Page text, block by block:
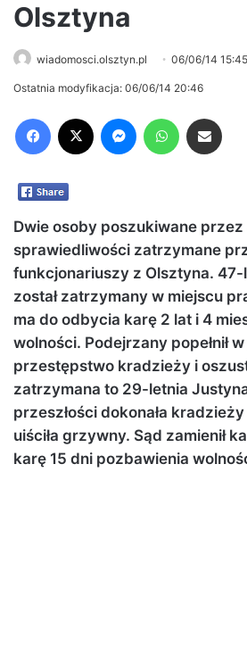
Olsztyna
wiadomosci.olsztyn.pl 06/06/14 15:45
Ostatnia modyfikacja: 06/06/14 20:46
Dwie osoby poszukiwane
sprawiedliwości zatrzymane
funkcjonariuszy z Olsztyna. 47-
został zatrzymany w miejscu
ma do odbycia karę 2 lat i 4
wolności. Podejrzany popełnił
przestępstwo kradzieży i
zatrzymana to 29-letnia
przeszłości dokonała
uiściła grzywny. Sąd zamienił
karę 15 dni pozbawienia